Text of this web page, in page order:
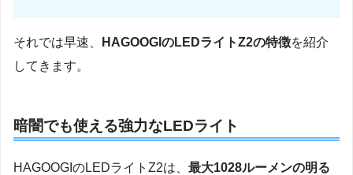
それでは早速、 HAGOOGIのLEDライトZ2の特徴を紹介
してきます。
暗闇でも使える強力なLEDライト
HAGOOGIのLEDライトZ2は、 最大1028ルーメンの明る